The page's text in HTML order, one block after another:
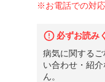
※お電話での対
必ずお読み
病気に関する
い合わせ・紹
ん。